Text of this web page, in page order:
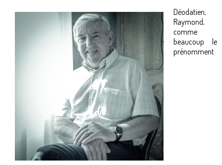
Déodatien,
Raymond,
comme
beaucoup le
prénomment